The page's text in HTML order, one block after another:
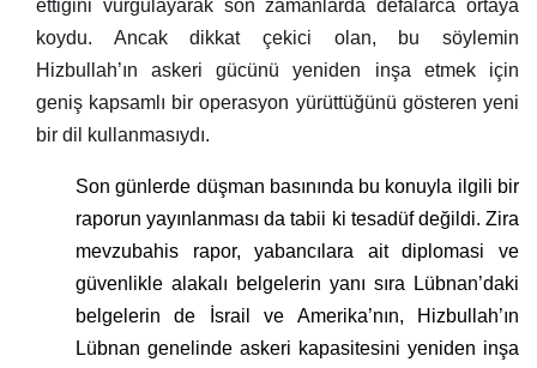
ettiğini vurgulayarak son zamanlarda defalarca ortaya
koydu. Ancak dikkat çekici olan, bu söylemin
Hizbullah’ın askeri gücünü yeniden inşa etmek için
geniş kapsamlı bir operasyon yürüttüğünü gösteren yeni
bir dil kullanmasıydı.
Son günlerde düşman basınında bu konuyla ilgili bir
raporun yayınlanması da tabii ki tesadüf değildi. Zira
mevzubahis rapor, yabancılara ait diplomasi ve
güvenlikle alakalı belgelerin yanı sıra Lübnan’daki
belgelerin de İsrail ve Amerika’nın, Hizbullah’ın
Lübnan genelinde askeri kapasitesini yeniden inşa